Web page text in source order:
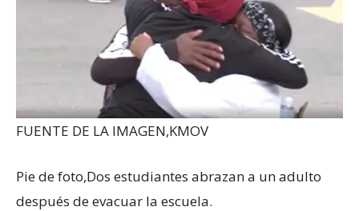
FUENTE DE LA IMAGEN,KMOV
Pie de foto,Dos estudiantes abrazan a un adulto
después de evacuar la escuela.